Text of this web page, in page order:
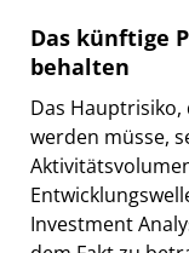
Das künftige
behalten
Das
werden müsse,
Investment